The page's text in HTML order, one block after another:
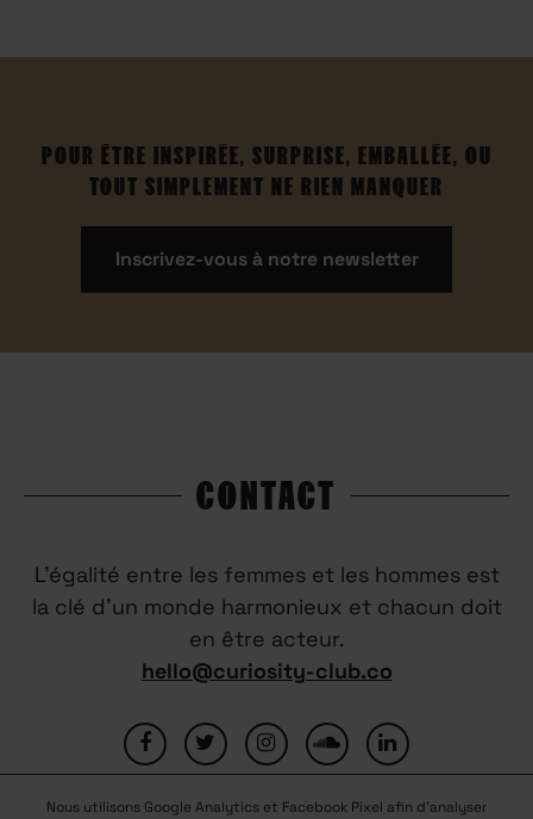
POUR ÊTRE INSPIRÉE, SURPRISE, EMBALLÉE, OU
TOUT SIMPLEMENT NE RIEN MANQUER
Inscrivez-vous à notre newsletter
CONTACT
L’égalité entre les femmes et les hommes est
la clé d’un monde harmonieux et chacun doit
en être acteur.
hello@curiosity-club.co
Nous utilisons Google Analytics et Facebook Pixel afin d'analyser